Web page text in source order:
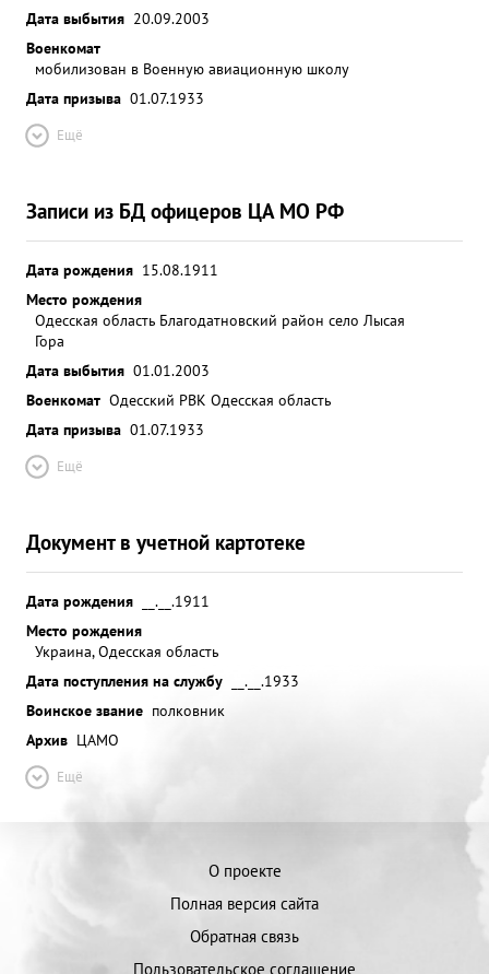
Дата выбытия 20.09.2003
Военкомат
мобилизован в Военную авиационную школу
Дата призыва 01.07.1933
Ещё
Записи из БД офицеров ЦА МО РФ
Дата рождения 15.08.1911
Место рождения
Одесская область Благодатновский район село Лысая
Гора
Дата выбытия 01.01.2003
Военкомат Одесский РВК Одесская область
Дата призыва 01.07.1933
Ещё
Документ в учетной картотеке
Дата рождения
__.__.1911
Место рождения
Украина, Одесская область
Дата поступления на службу
__.__.1933
Воинское звание полковник
Архив ЦАМО
Ещё
О проекте
Полная версия сайта
Обратная связь
Пользовательское соглашение